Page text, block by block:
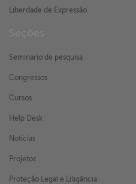
Liberdade de Expressão
Seminário de pesquisa
Congressos
Cursos
Help Desk
Notícias
Projetos
Proteção Legal e Litigância